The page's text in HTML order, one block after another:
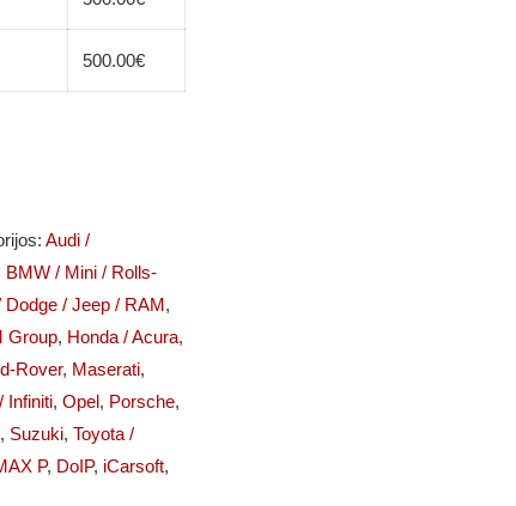
500.00€
Audi /
BMW / Mini / Rolls-
/ Jeep / RAM,
Group, Honda / Acura,
Rover, Maserati,
Infiniti, Opel, Porsche,
, Suzuki, Toyota /
P, DoIP, iCarsoft,